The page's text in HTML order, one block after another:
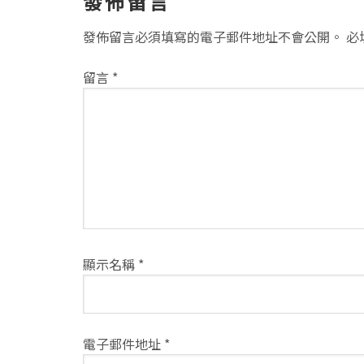
者
互
動
發佈留言必須填寫的電子郵件地址不會公開。 必
留言 *
顯示名稱 *
電子郵件地址 *